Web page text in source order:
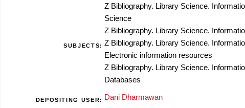
SUBJECTS:
Z Bibliography. Library Science.
Science
Z Bibliography. Library Science.
Z Bibliography. Library Science.
Electronic information resources
Z Bibliography. Library Science.
Databases
DEPOSITING USER: Dani Dharmawan